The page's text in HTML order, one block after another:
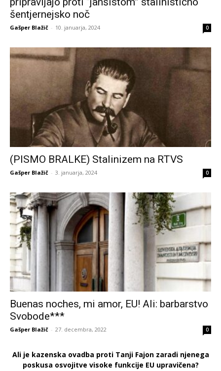
šentjernejsko noč
Gašper Blažič - 10. januarja, 2024 0
(PISMO BRALKE) Stalinizem na RTVS
Gašper Blažič - 3. januarja, 2024 0
Buenas noches, mi amor, EU! Ali: barbarstvo
Svobode***
Gašper Blažič - 27. decembra, 2022 0
Ali je kazenska ovadba proti Tanji Fajon zaradi njenega
poskusa osvojitve visoke funkcije EU upravičena?